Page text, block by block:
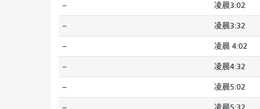
-- 凌晨3:02
-- 凌晨3:32
-- 凌晨 4:02
-- 凌晨4:32
-- 凌晨5:02